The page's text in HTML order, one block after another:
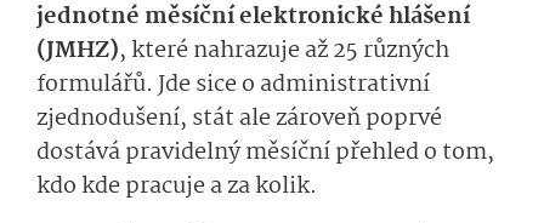
jednotné měsíční elektronické hlášení
(JMHZ), které nahrazuje až 25 různých
formulářů. Jde sice o administrativní
zjednodušení, stát ale zároveň poprvé
dostává pravidelný měsíční přehled o tom,
kdo kde pracuje a za kolik.